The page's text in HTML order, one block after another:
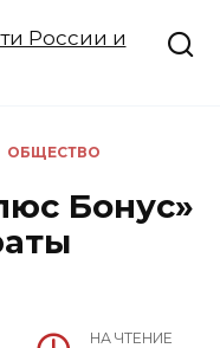
ОБЩЕСТВО
Бонус»
НА ЧТЕНИЕ